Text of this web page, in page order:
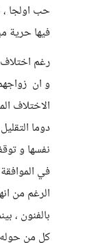
حب اولجا ،
فيها حرية
رغم
و ان
الاختلاف
دوما
نفسها و
في
الرغم من
بالفنون ،
كل من حوله